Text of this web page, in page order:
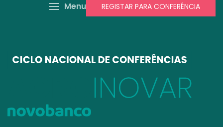
Menu REGISTAR PARA CONFERÊNCIA